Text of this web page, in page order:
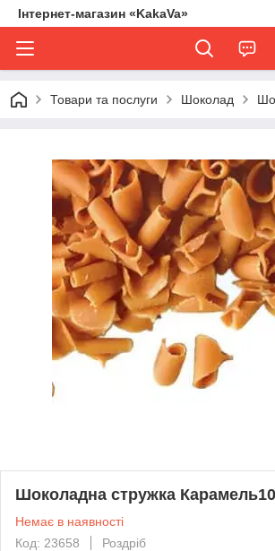
Інтернет-магазин «KakaVa»
Товари та послуги Шоколад
Шоколадна стружка
Немає в наявності
Код: 23658
Роздріб